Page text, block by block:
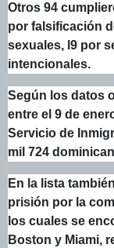
Otros 94
por falsificación
sexuales, l9 por
intencionales.
Según los datos
entre el 9 de
Servicio de
mil 724
En la lista
prisión por la
los cuales se
Boston y Miami,